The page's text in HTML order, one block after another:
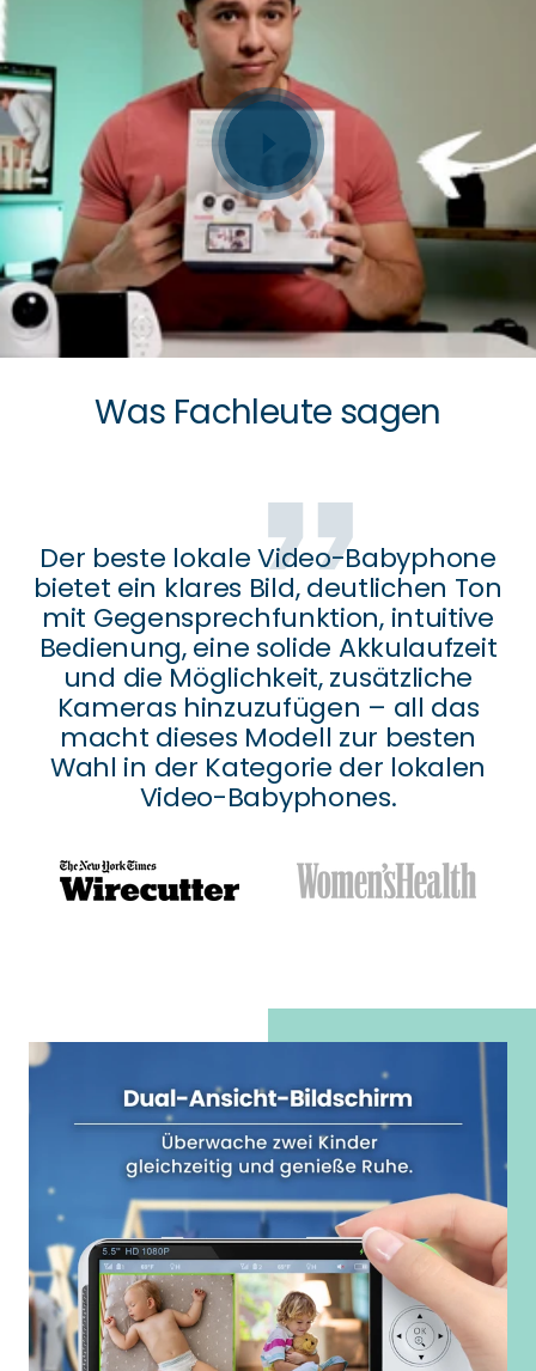
Was Fachleute sagen
Der beste lokale Video-Babyphone
bietet ein klares Bild, deutlichen Ton
mit Gegensprechfunktion, intuitive
Bedienung, eine solide Akkulaufzeit
und die Möglichkeit, zusätzliche
Kameras hinzuzufügen – all das
macht dieses Modell zur besten
Wahl in der Kategorie der lokalen
Video-Babyphones.
Zur
Slide
Zur
Slide